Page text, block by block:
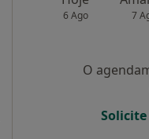
6 Ago 7
O